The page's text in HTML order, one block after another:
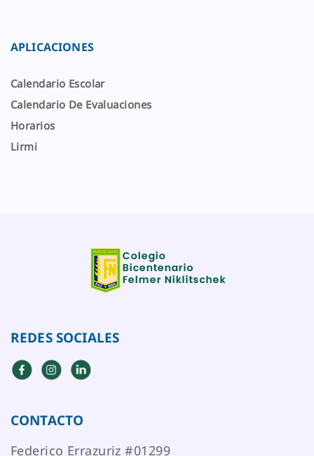
APLICACIONES
Calendario Escolar
Calendario De Evaluaciones
Horarios
Lirmi
REDES SOCIALES
CONTACTO
Federico Errazuriz #01299